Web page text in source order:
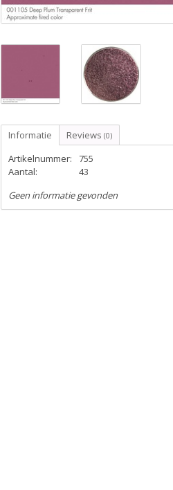
Informatie Reviews (0)
Artikelnummer:
755
Aantal:
43
Geen informatie gevonden